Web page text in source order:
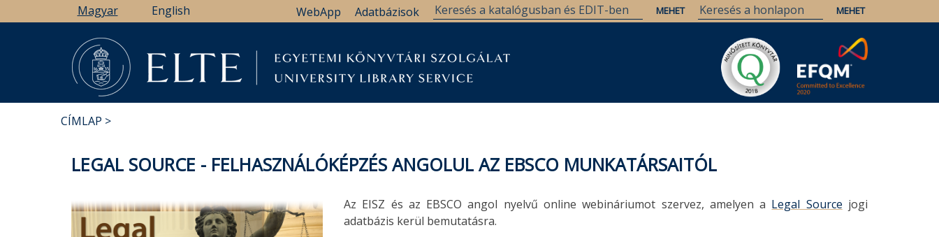
a
Magyar English Adatbázisok
WebApp
CÍMLAP
LEGAL SOURCE - FELHASZNÁLÓKÉPZÉS ANGOLUL AZ EBSCO MUNKATÁRSAITÓL
Az EISZ és az EBSCO angol nyelvű online webináriumot szervez, amelyen a Legal Source jogi
adatbázis kerül bemutatásra.